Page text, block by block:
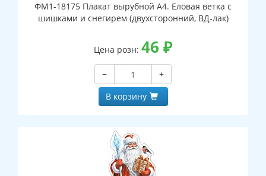
ФМ1-18175 Плакат вырубной А4. Еловая ветка с
шишками и снегирем (двухсторонний, ВД-лак)
Цена розн: 46 ₽
−
+
В корзину